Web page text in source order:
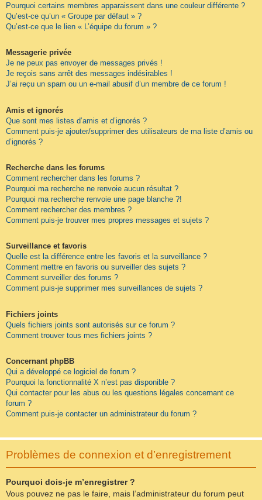
Pourquoi certains membres apparaissent dans une couleur différente ?
Qu’est-ce qu’un « Groupe par défaut » ?
Qu’est-ce que le lien « L’équipe du forum » ?
Messagerie privée
Je ne peux pas envoyer de messages privés !
Je reçois sans arrêt des messages indésirables !
J’ai reçu un spam ou un e-mail abusif d’un membre de ce forum !
Amis et ignorés
Que sont mes listes d’amis et d’ignorés ?
Comment puis-je ajouter/supprimer des utilisateurs de ma liste d’amis ou
d’ignorés ?
Recherche dans les forums
Comment rechercher dans les forums ?
Pourquoi ma recherche ne renvoie aucun résultat ?
Pourquoi ma recherche renvoie une page blanche ?!
Comment rechercher des membres ?
Comment puis-je trouver mes propres messages et sujets ?
Surveillance et favoris
Quelle est la différence entre les favoris et la surveillance ?
Comment mettre en favoris ou surveiller des sujets ?
Comment surveiller des forums ?
Comment puis-je supprimer mes surveillances de sujets ?
Fichiers joints
Quels fichiers joints sont autorisés sur ce forum ?
Comment trouver tous mes fichiers joints ?
Concernant phpBB
Qui a développé ce logiciel de forum ?
Pourquoi la fonctionnalité X n’est pas disponible ?
Qui contacter pour les abus ou les questions légales concernant ce
forum ?
Comment puis-je contacter un administrateur du forum ?
Problèmes de connexion et d’enregistrement
Pourquoi dois-je m’enregistrer ?
Vous pouvez ne pas le faire, mais l’administrateur du forum peut